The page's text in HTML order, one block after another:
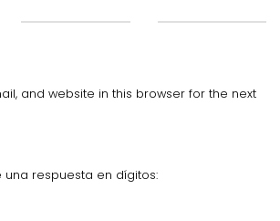
and website in this browser for the next
una respuesta en dígitos: